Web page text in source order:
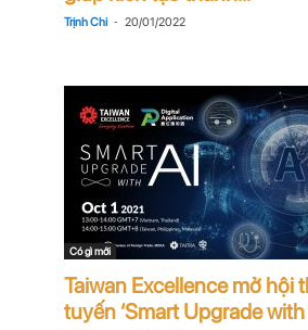
Trịnh Chi - 20/01/2022
Có gì mới
Taiwan Excellence mở hội
tuyến ‘Smart Upgrade with